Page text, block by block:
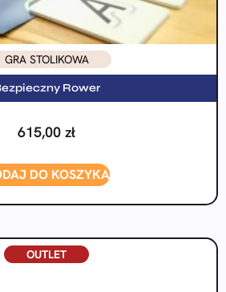
GRA STOLIKOWA
Rower
615,00 zł
DO KOSZYKA
OUTLET